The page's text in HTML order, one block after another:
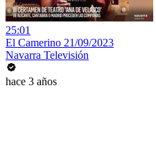
25:01
El Camerino 21/09/2023
Navarra Televisión
hace 3 años